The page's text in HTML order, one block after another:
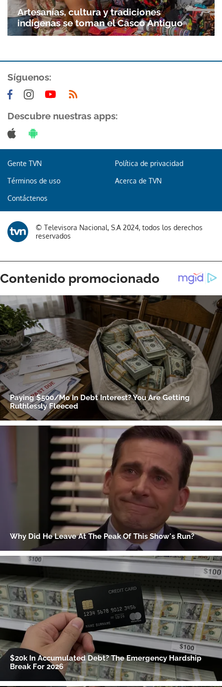
ACEPTAR
Artesanías, cultura y tradiciones
indígenas se toman el Casco Antiguo
Síguenos:
Descubre nuestras apps:
Gente TVN Política de privacidad
Términos de uso Acerca de TVN
Contáctenos
© Televisora Nacional, S.A 2024, todos los derechos
reservados